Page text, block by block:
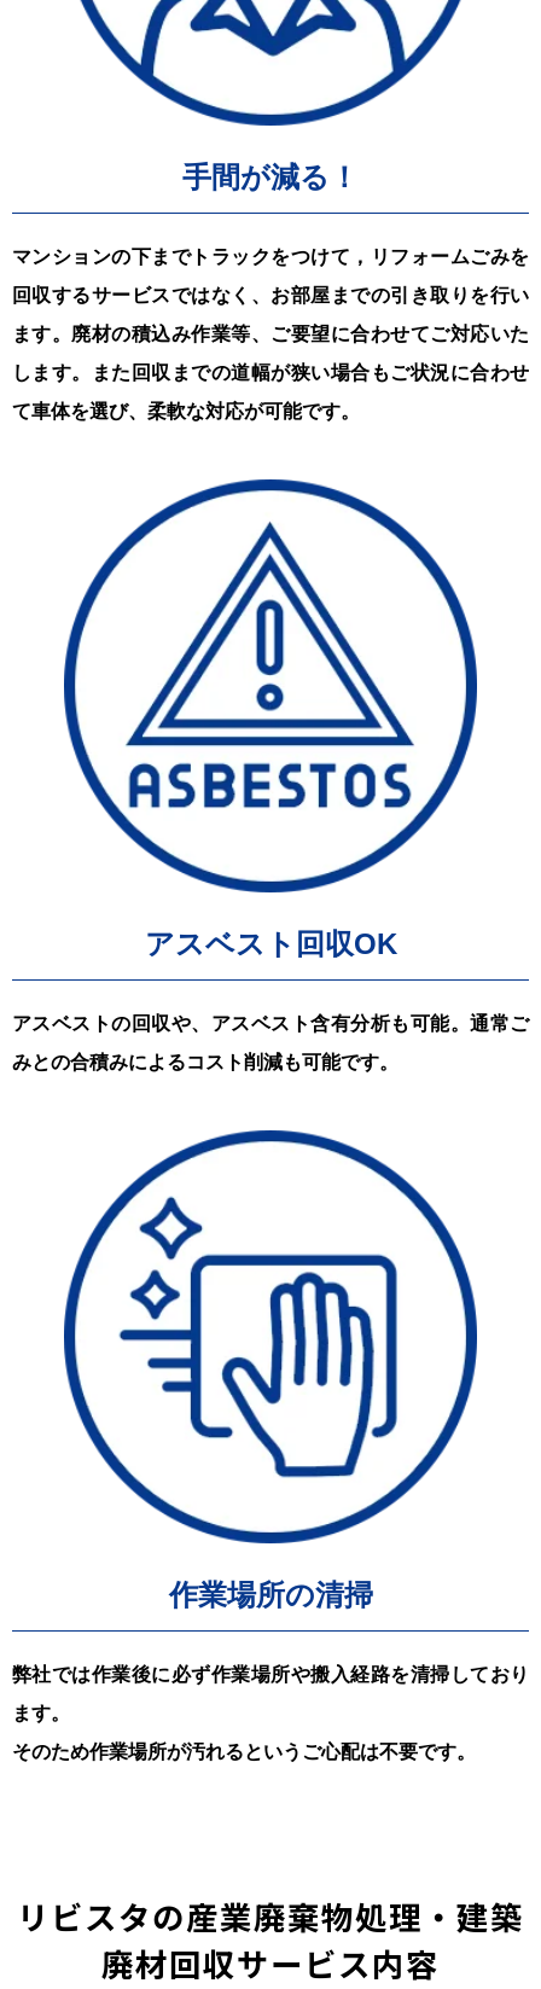
手間が減る！
マンションの下までトラックをつけて，リフォームごみを
回収するサービスではなく、お部屋までの引き取りを行い
ます。廃材の積込み作業等、ご要望に合わせてご対応いた
します。また回収までの道幅が狭い場合もご状況に合わせ
て車体を選び、柔軟な対応が可能です。
アスベスト回収OK
アスベストの回収や、アスベスト含有分析も可能。通常ご
みとの合積みによるコスト削減も可能です。
作業場所の清掃
弊社では作業後に必ず作業場所や搬入経路を清掃しており
ます。
そのため作業場所が汚れるというご心配は不要です。
リビスタの産業廃棄物処理・建築
廃材回収サービス内容